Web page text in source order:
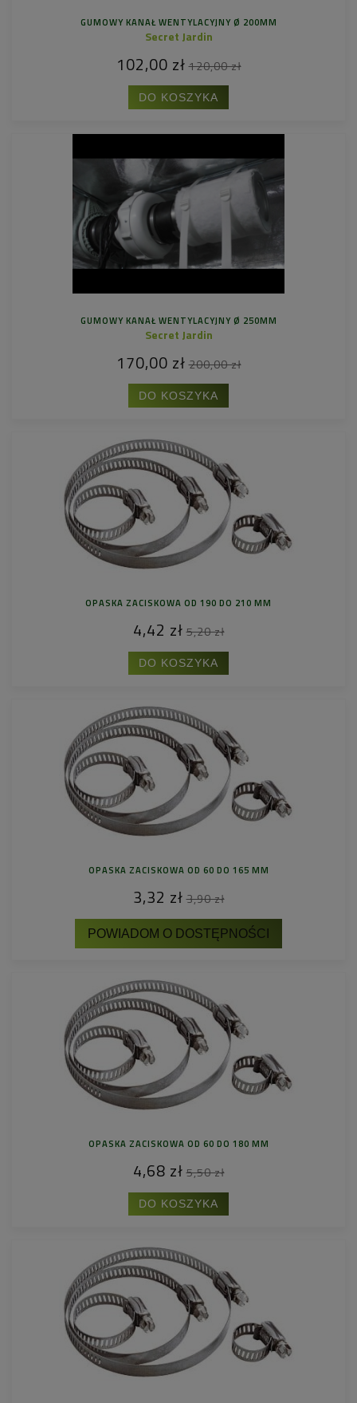
GUMOWY KANAŁ WENTYLACYJNY Ø 200MM
Secret Jardin
102,00 zł 120,00 zł
DO KOSZYKA
GUMOWY KANAŁ WENTYLACYJNY Ø 250MM
Secret Jardin
170,00 zł 200,00 zł
DO KOSZYKA
OPASKA ZACISKOWA OD 190 DO 210 MM
4,42 zł 5,20 zł
DO KOSZYKA
OPASKA ZACISKOWA OD 60 DO 165 MM
3,32 zł 3,90 zł
POWIADOM O DOSTĘPNOŚCI
OPASKA ZACISKOWA OD 60 DO 180 MM
4,68 zł 5,50 zł
DO KOSZYKA